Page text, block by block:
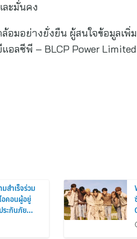
ะมั่นคง
มอย่างยั่งยืน ผู้สนใจข้อมูลเพิ่
อลซีพี – BLCP Power Limited
มสำเร็จร่วม
อคอนผู้อยู่
ระกันภัย
ษ